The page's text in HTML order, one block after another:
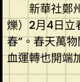
新華社鄭
爍）2月4日立
春”。春天萬
血運轉也開端